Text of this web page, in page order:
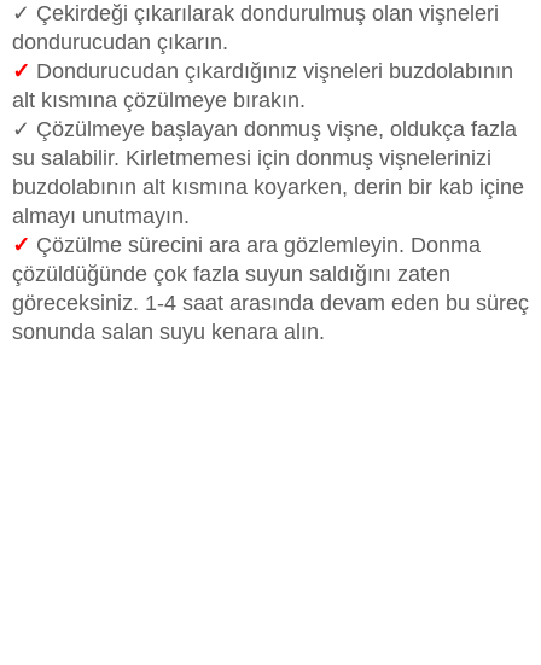
✓ Çekirdeği çıkarılarak dondurulmuş olan vişneleri
dondurucudan çıkarın.
✓ Dondurucudan çıkardığınız vişneleri buzdolabının
alt kısmına çözülmeye bırakın.
✓ Çözülmeye başlayan donmuş vişne, oldukça fazla
su salabilir. Kirletmemesi için donmuş vişnelerinizi
buzdolabının alt kısmına koyarken, derin bir kab içine
almayı unutmayın.
✓ Çözülme sürecini ara ara gözlemleyin. Donma
çözüldüğünde çok fazla suyun saldığını zaten
göreceksiniz. 1-4 saat arasında devam eden bu süreç
sonunda salan suyu kenara alın.